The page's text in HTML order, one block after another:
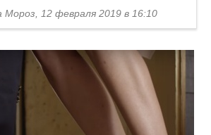
Мороз, 12 февраля 2019 в 16:10